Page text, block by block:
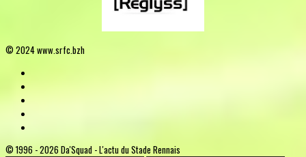
© 2024 www.srfc.bzh
© 1996 - 2026 Da'Squad - L'actu du Stade Rennais